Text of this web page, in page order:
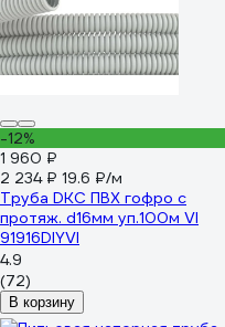
-12%
1 960 ₽
2 234 ₽ 19.6 ₽/м
Труба DKC ПВХ гофро c
протяж. d16мм уп.100м VI
91916DIYVI
4.9
(72)
В корзину